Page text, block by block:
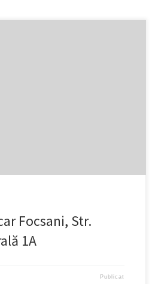
Focsani, Str.
1A
Publicat